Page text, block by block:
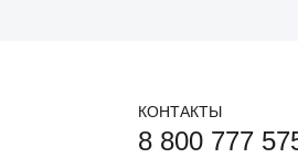
КОНТАКТЫ
8 800 777